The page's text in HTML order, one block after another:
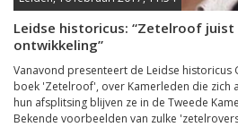
Leidse historicus: “Zetelroof
ontwikkeling”
Vanavond presenteert de Leidse historicus
boek 'Zetelroof', over Kamerleden die zich
hun afsplitsing blijven ze in de Tweede
Bekende voorbeelden van zulke